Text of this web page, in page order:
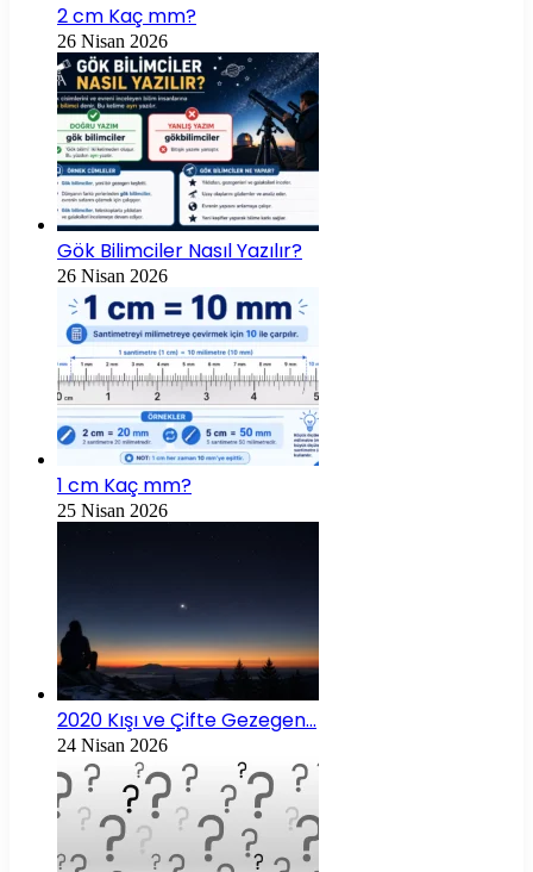
2 cm Kaç mm?
26 Nisan 2026
Gök Bilimciler Nasıl Yazılır?
26 Nisan 2026
1 cm Kaç mm?
25 Nisan 2026
2020 Kışı ve Çifte Gezegen…
24 Nisan 2026